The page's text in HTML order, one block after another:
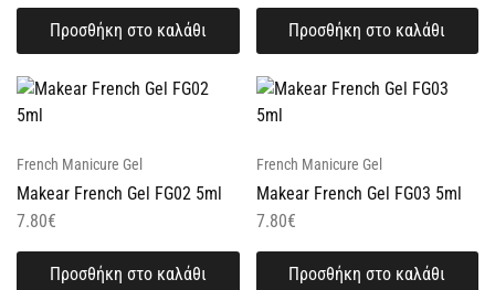
Προσθήκη στο καλάθι Προσθήκη στο καλάθι
French Manicure Gel
Makear French Gel FG02 5ml
7.80€
Προσθήκη στο καλάθι
French Manicure Gel
Makear French Gel FG03 5ml
7.80€
Προσθήκη στο καλάθι